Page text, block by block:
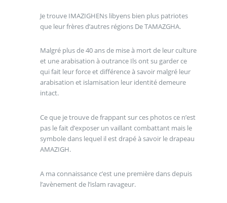
Je trouve IMAZIGHENs libyens bien plus patriotes
que leur frères d’autres régions De TAMAZGHA.
Malgré plus de 40 ans de mise à mort de leur culture
et une arabisation à outrance Ils ont su garder ce
qui fait leur force et différence à savoir malgré leur
arabisation et islamisation leur identité demeure
intact.
Ce que je trouve de frappant sur ces photos ce n’est
pas le fait d’exposer un vaillant combattant mais le
symbole dans lequel il est drapé à savoir le drapeau
AMAZIGH.
A ma connaissance c’est une première dans depuis
l’avènement de l’islam ravageur.